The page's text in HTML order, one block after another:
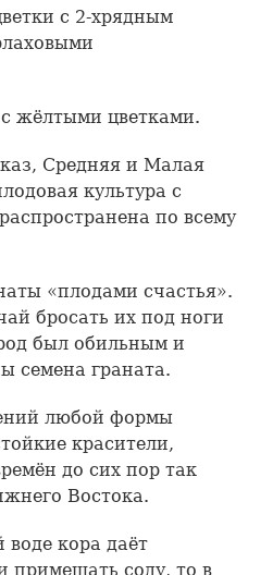
с 2-хрядным
жёлтыми цветками.
Средняя и Малая
культура с
по всему
«плодами счастья».
бросать их под ноги
был обильным и
семена граната.
любой формы
красители,
до сих пор так
Востока.
воде кора даёт
примешать соду, то в